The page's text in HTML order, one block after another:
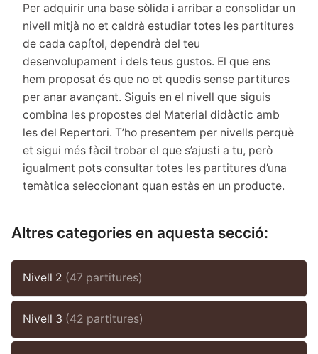
Per adquirir una base sòlida i arribar a consolidar un
nivell mitjà no et caldrà estudiar totes les partitures
de cada capítol, dependrà del teu
desenvolupament i dels teus gustos. El que ens
hem proposat és que no et quedis sense partitures
per anar avançant. Siguis en el nivell que siguis
combina les propostes del Material didàctic amb
les del Repertori. T’ho presentem per nivells perquè
et sigui més fàcil trobar el que s’ajusti a tu, però
igualment pots consultar totes les partitures d’una
temàtica seleccionant quan estàs en un producte.
Altres categories en aquesta secció:
Nivell 2 (47 partitures)
Nivell 3 (42 partitures)